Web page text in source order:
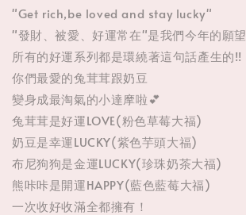
"Get rich,be loved and stay lucky"
"發財、被愛、好運常在"是我們今年的願望
所有的好運系列都是環繞著這句話產生的!!
你們最愛的兔茸茸跟奶豆
變身成最淘氣的小達摩啦💕
兔茸茸是好運LOVE(粉色草莓大福)
奶豆是幸運LUCKY(紫色芋頭大福)
布尼狗狗是金運LUCKY(珍珠奶茶大福)
熊咔咔是開運HAPPY(藍色藍莓大福)
一次收好收滿全都擁有！